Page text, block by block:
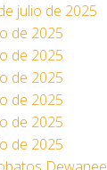
julio de 2025
de 2025
de 2025
de 2025
de 2025
de 2025
de 2025